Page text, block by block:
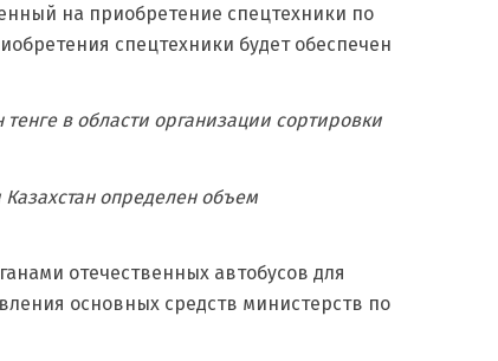
на приобретение спецтехники по
спецтехники будет обеспечен
в области организации сортировки
определен объем
отечественных автобусов для
основных средств министерств по